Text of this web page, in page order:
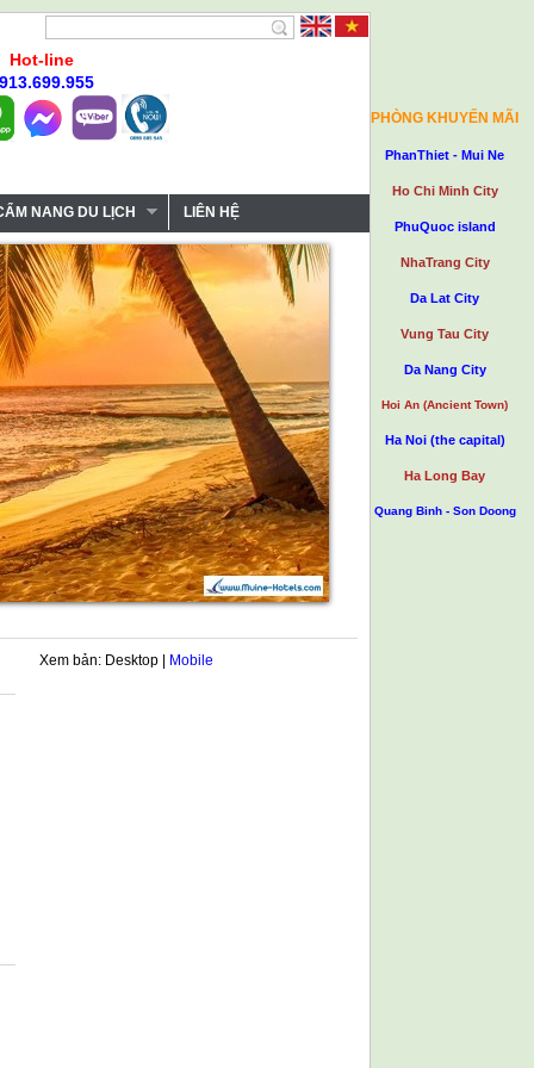
PHÒNG KHUYẾN MÃI
PhanThiet - Mui Ne
Ho Chi Minh City
PhuQuoc island
NhaTrang City
Da Lat City
Vung Tau City
Da Nang City
Hoi An (Ancient Town)
Ha Noi (the capital)
Ha Long Bay
Quang Binh - Son Doong
Hot-line
NANG DU LỊCH LIÊN HỆ
Xem bản: Desktop | Mobile